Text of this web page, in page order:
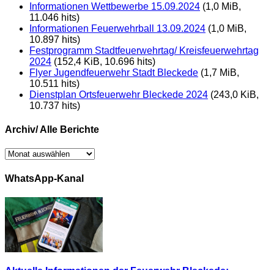
Informationen Wettbewerbe 15.09.2024 (1,0 MiB,
11.046 hits)
Informationen Feuerwehrball 13.09.2024 (1,0 MiB,
10.897 hits)
Festprogramm Stadtfeuerwehrtag/ Kreisfeuerwehrtag
2024 (152,4 KiB, 10.696 hits)
Flyer Jugendfeuerwehr Stadt Bleckede (1,7 MiB,
10.511 hits)
Dienstplan Ortsfeuerwehr Bleckede 2024 (243,0 KiB,
10.737 hits)
Archiv/ Alle Berichte
Archiv/
Berichte
WhatsApp-Kanal